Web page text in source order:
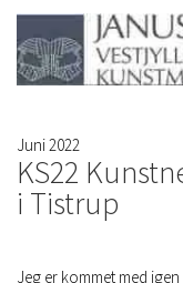
Juni 2022
KS22
i Tistrup
Jeg er kommet med